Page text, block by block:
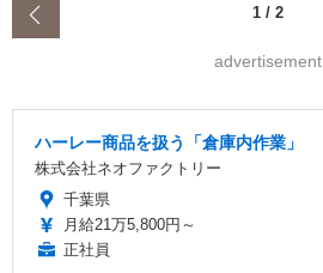
1 / 2
advertisement
ハーレー商品を扱う「倉庫内作業」
株式会社ネオファクトリー
千葉県
月給21万5,800円～
正社員